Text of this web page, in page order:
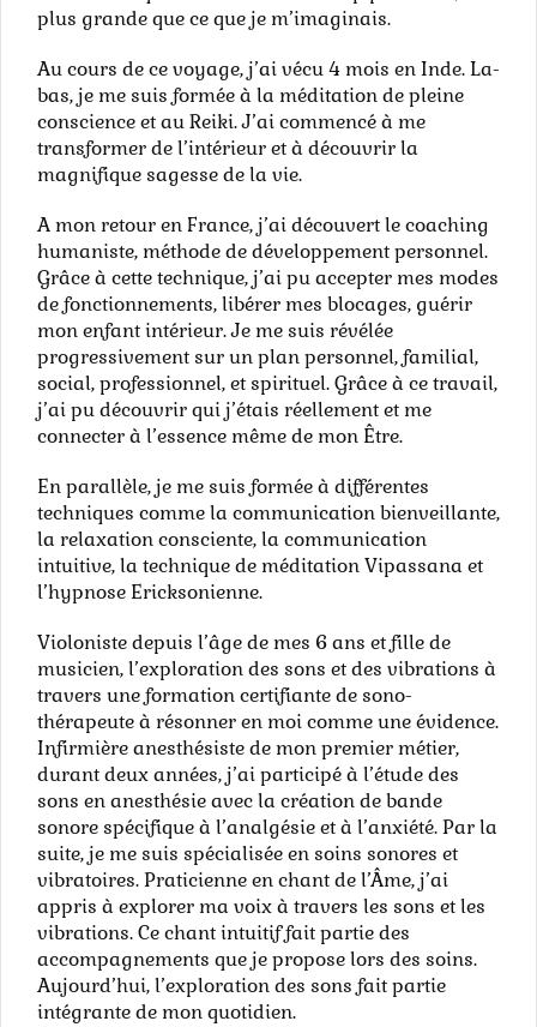
plus grande que ce que je m’imaginais.
Au cours de ce voyage, j’ai vécu 4 mois en Inde. La-
bas, je me suis formée à la méditation de pleine
conscience et au Reiki. J’ai commencé à me
transformer de l’intérieur et à découvrir la
magnifique sagesse de la vie.
A mon retour en France, j’ai découvert le coaching
humaniste, méthode de développement personnel.
Grâce à cette technique, j’ai pu accepter mes modes
de fonctionnements, libérer mes blocages, guérir
mon enfant intérieur. Je me suis révélée
progressivement sur un plan personnel, familial,
social, professionnel, et spirituel. Grâce à ce travail,
j’ai pu découvrir qui j’étais réellement et me
connecter à l’essence même de mon Être.
En parallèle, je me suis formée à différentes
techniques comme la communication bienveillante,
la relaxation consciente, la communication
intuitive, la technique de méditation Vipassana et
l’hypnose Ericksonienne.
Violoniste depuis l’âge de mes 6 ans et fille de
musicien, l’exploration des sons et des vibrations à
travers une formation certifiante de sono-
thérapeute à résonner en moi comme une évidence.
Infirmière anesthésiste de mon premier métier,
durant deux années, j’ai participé à l’étude des
sons en anesthésie avec la création de bande
sonore spécifique à l’analgésie et à l’anxiété. Par la
suite, je me suis spécialisée en soins sonores et
vibratoires. Praticienne en chant de l’Âme, j’ai
appris à explorer ma voix à travers les sons et les
vibrations. Ce chant intuitif fait partie des
accompagnements que je propose lors des soins.
Aujourd’hui, l’exploration des sons fait partie
intégrante de mon quotidien.